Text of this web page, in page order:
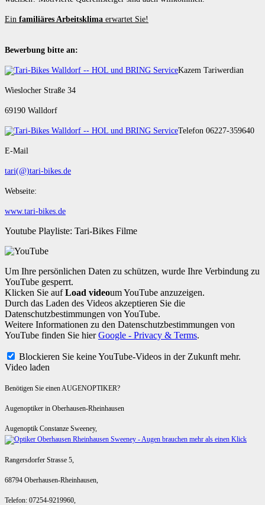
Ein familiäres Arbeitsklima erwartet Sie!
Bewerbung bitte an:
Kazem Tariwerdian
Wieslocher Straße 34
69190 Walldorf
Telefon 06227-359640
E-Mail
tari(@)tari-bikes.de
Webseite:
www.tari-bikes.de
Youtube Playliste: Tari-Bikes Filme
Um Ihre persönlichen Daten zu schützen, wurde Ihre Verbindung zu
YouTube gesperrt.
Klicken Sie aufLoad videoum YouTube anzuzeigen.
Durch das Laden des Videos akzeptieren Sie die
Datenschutzbestimmungen von YouTube.
Weitere Informationen zu den Datenschutzbestimmungen von
YouTube finden Sie hierGoogle - Privacy & Terms.
Blockieren Sie keine YouTube-Videos in der Zukunft mehr.
Video laden
Benötigen Sie einen AUGENOPTIKER?
Augenoptiker in Oberhausen-Rheinhausen
Augenoptik Constanze Sweeney,
Rangersdorfer Strasse 5,
68794 Oberhausen-Rheinhausen,
Telefon: 07254-9219960,